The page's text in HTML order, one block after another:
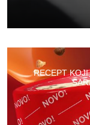
RECEPT